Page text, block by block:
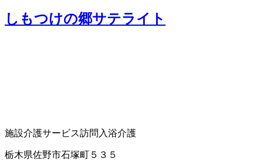
しもつけの郷サテライト
施設介護サービス訪問入浴介護
栃木県佐野市石塚町５３５